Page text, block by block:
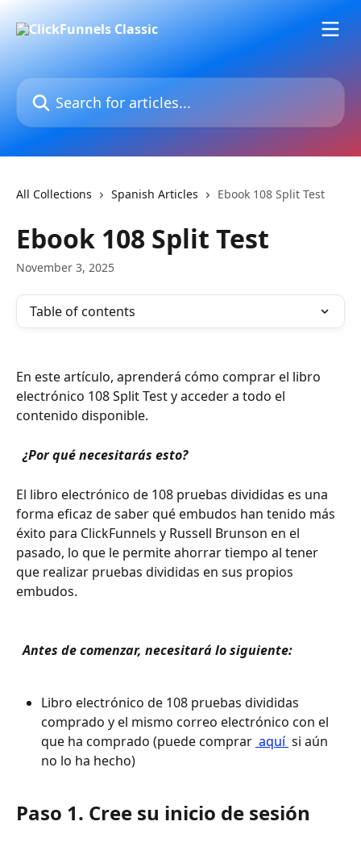
Search for articles...
All Collections Spanish Articles Ebook 108 Split Test
Ebook 108 Split Test
November 3, 2025
Table of contents
En este artículo, aprenderá cómo comprar el libro
electrónico 108 Split Test y acceder a todo el
contenido disponible.
¿Por qué necesitarás esto?
El libro electrónico de 108 pruebas divididas es una
forma eficaz de saber qué embudos han tenido más
éxito para ClickFunnels y Russell Brunson en el
pasado, lo que le permite ahorrar tiempo al tener
que realizar pruebas divididas en sus propios
embudos.
Antes de comenzar, necesitará lo siguiente:
Libro electrónico de 108 pruebas divididas
comprado y el mismo correo electrónico con el
que ha comprado (puede comprar aquí si aún
no lo ha hecho)
Paso 1. Cree su inicio de sesión